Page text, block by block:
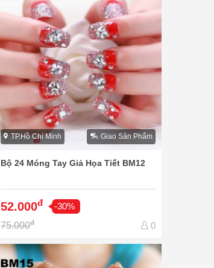
TP.Hồ Chí Minh Giao Sản Phẩm
Bộ 24 Móng Tay Giả Họa Tiết BM12
52.000đ
-30%
75.000đ 0